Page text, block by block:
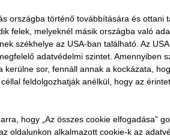
híd- és mélyépítésben innovatív,
technológiák és digitalizált
biztosít személyre szabott, precíz
teljes területén. A vállalat
is évtizedes
és jogszabályi előírásoknak.
országba történő továbbítására és ottani
felek, melyeknél másik országba való
székhelye az USA-ban található. Az
adatvédelmi szintet. Amennyiben
sor, fennáll annak a kockázata,
feldolgozhatják anélkül, hogy az
hogy „Az összes cookie elfogadása”
oldalunkon alkalmazott cookie-k az